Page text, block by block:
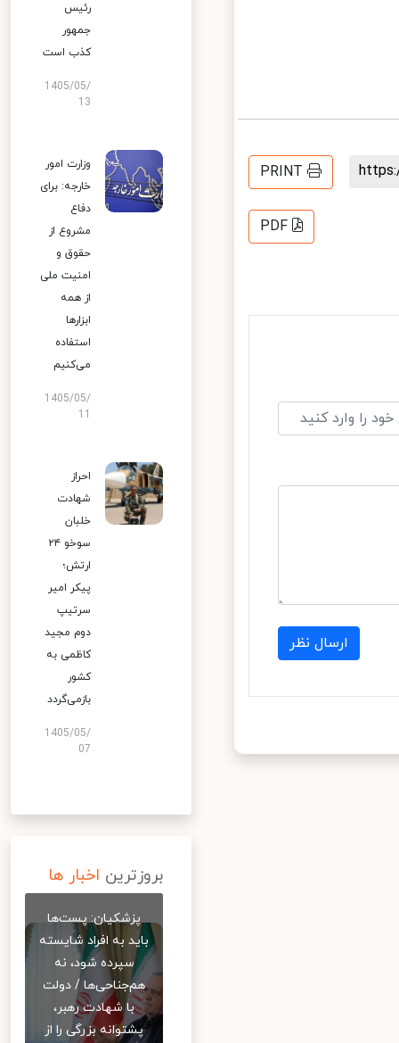
PRINT
PDF
ارسال نظر
رئیس
جمهور
کذب است
1405/05/
13
وزارت امور
خارجه: برای
دفاع
مشروع از
حقوق و
امنیت ملی
از همه
ابزارها
استفاده
می‌کنیم
1405/05/
احراز
شهادت
خلبان
سوخو ۲۴
ارتش؛
پیکر امیر
سرتیپ
دوم مجید
کاظمی به
کشور
بازمی‌گردد
1405/05/
07
بروزترین اخبار ها
پزشکیان: پست‌ها
باید به افراد شایسته
سپرده شود، نه
هم‌جناحی‌ها / دولت
با شهادت رهبر،
پشتوانه بزرگی را از